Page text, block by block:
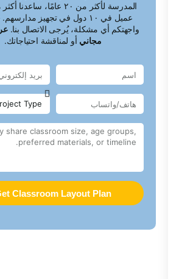
عميل في ١٠ دول في تجهيز
واجهتكم أي مشكلة، يُرجى الاتصال بنا.
مجاني أو لمناقشة احتياجاتك.
Classroom Layout Plan